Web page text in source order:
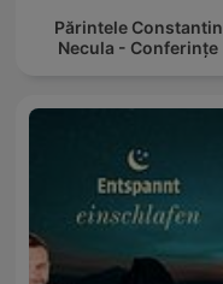
Părintele Constantin
Necula - Conferințe